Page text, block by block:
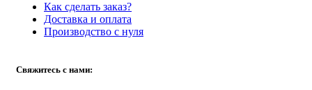
Как сделать заказ?
Доставка и оплата
Производство с нуля
Свяжитесь с нами: